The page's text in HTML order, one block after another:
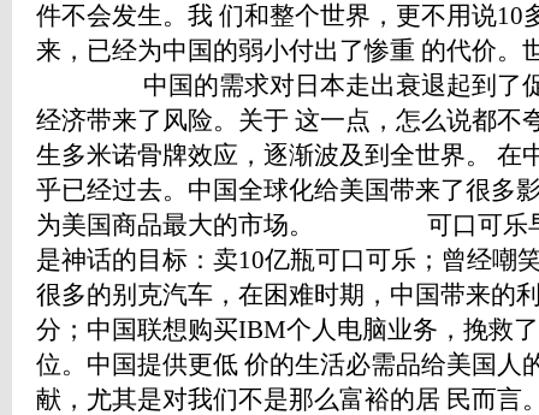
件不会发生。我 们和整个世界，更不用说10
来，已经为中国的弱小付出了惨重 的代价。
中国的需求对日本走出衰退起到了促
经济带来了风险。关于 这一点，怎么说都不
生多米诺骨牌效应，逐渐波及到全世界。 在
乎已经过去。中国全球化给美国带来了很多
为美国商品最大的市场。 可口可乐早
是神话的目标：卖10亿瓶可口可乐；曾经嘲
很多的别克汽车，在困难时期，中国带来的
分；中国联想购买IBM个人电脑业务，挽救
位。中国提供更低 价的生活必需品给美国人
献，尤其是对我们不是那么富裕的居 民而言